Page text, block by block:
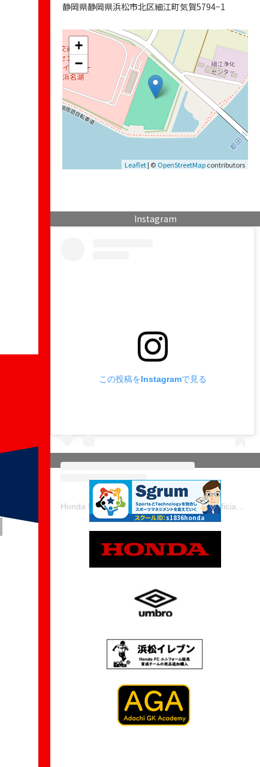
静岡県静岡県浜松市北区細江町気賀5794−1
+
−
Leaflet| © OpenStreetMapcontributors
Instagram
この投稿をInstagramで見る
スクールID：s1836honda